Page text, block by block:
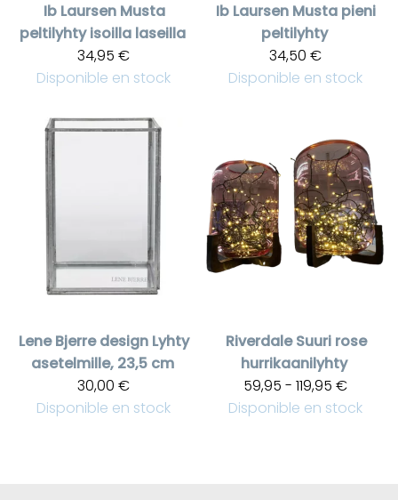
Ib Laursen Musta
peltilyhty isoilla laseilla
34,95 €
Disponible en stock
Ib Laursen Musta pieni
peltilyhty
34,50 €
Disponible en stock
Lene Bjerre design Lyhty
asetelmille, 23,5 cm
30,00 €
Disponible en stock
Riverdale Suuri rose
hurrikaanilyhty
59,95 - 119,95 €
Disponible en stock